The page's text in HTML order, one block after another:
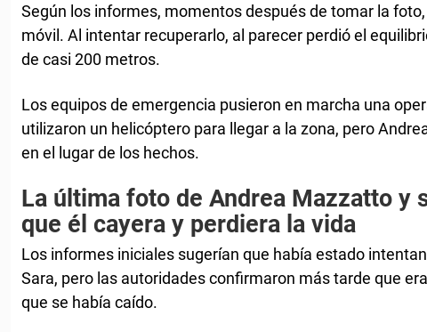
Según los informes, momentos después de tomar la
móvil. Al intentar recuperarlo, al parecer perdió el
de casi 200 metros.
Los equipos de emergencia pusieron en marcha una
utilizaron un helicóptero para llegar a la zona, pero
en el lugar de los hechos.
La última foto de Andrea Mazzatto y
que él cayera y perdiera la vida
Los informes iniciales sugerían que había estado
Sara, pero las autoridades confirmaron más tarde que
que se había caído.